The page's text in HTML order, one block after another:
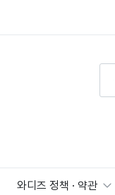
와디즈 정책 · 약관